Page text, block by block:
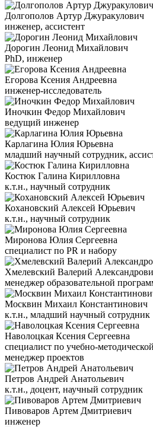
Долгополов Артур Джуракулович
инженер, ассистент
Дорогин Леонид Михайлович
PhD, инженер
Егорова Ксения Андреевна
инженер-исследователь
Иночкин Федор Михайлович
ведущий инженер
Карлагина Юлия Юрьевна
младший научный сотрудник,
Костюк Галина Кирилловна
к.т.н., научный сотрудник
Кохановский Алексей Юрьевич
к.т.н., научный сотрудник
Миронова Юлия Сергеевна
специалист по PR и набору
Хмелевский Валерий
менеджер образовательной
Москвин Михаил Константинович
к.т.н., младший научный сотрудник
Наволоцкая Ксения Сергеевна
специалист по учебно-
менеджер проектов
Петров Андрей Анатольевич
к.т.н., доцент, научный сотрудник
Пивоваров Артем Дмитриевич
инженер